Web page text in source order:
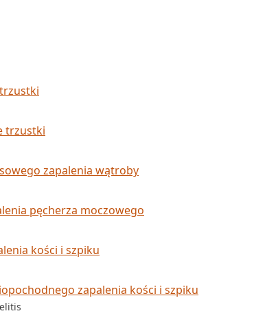
trzustki
zapalenia wątroby
pęcherza moczowego
kości i szpiku
zapalenia kości i szpiku